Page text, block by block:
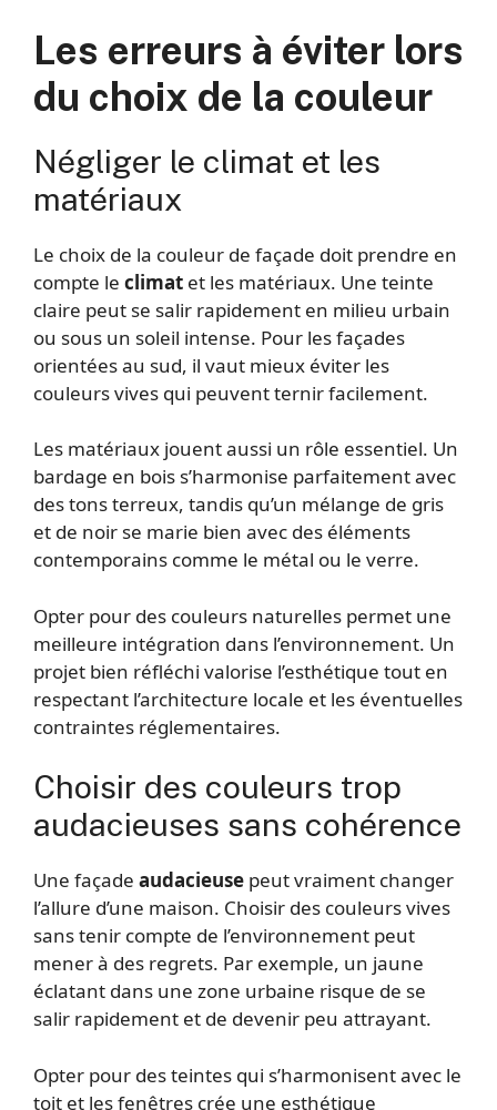
Les erreurs à éviter lors
du choix de la couleur
Négliger le climat et les
matériaux
Le choix de la couleur de façade doit prendre en
compte le climat et les matériaux. Une teinte
claire peut se salir rapidement en milieu urbain
ou sous un soleil intense. Pour les façades
orientées au sud, il vaut mieux éviter les
couleurs vives qui peuvent ternir facilement.
Les matériaux jouent aussi un rôle essentiel. Un
bardage en bois s’harmonise parfaitement avec
des tons terreux, tandis qu’un mélange de gris
et de noir se marie bien avec des éléments
contemporains comme le métal ou le verre.
Opter pour des couleurs naturelles permet une
meilleure intégration dans l’environnement. Un
projet bien réfléchi valorise l’esthétique tout en
respectant l’architecture locale et les éventuelles
contraintes réglementaires.
Choisir des couleurs trop
audacieuses sans cohérence
Une façade audacieuse peut vraiment changer
l’allure d’une maison. Choisir des couleurs vives
sans tenir compte de l’environnement peut
mener à des regrets. Par exemple, un jaune
éclatant dans une zone urbaine risque de se
salir rapidement et de devenir peu attrayant.
Opter pour des teintes qui s’harmonisent avec le
toit et les fenêtres crée une esthétique